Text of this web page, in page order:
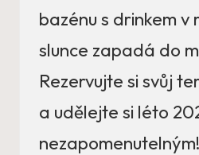
bazénu s drinkem v
slunce zapadá do
Rezervujte si svůj
a udělejte si léto